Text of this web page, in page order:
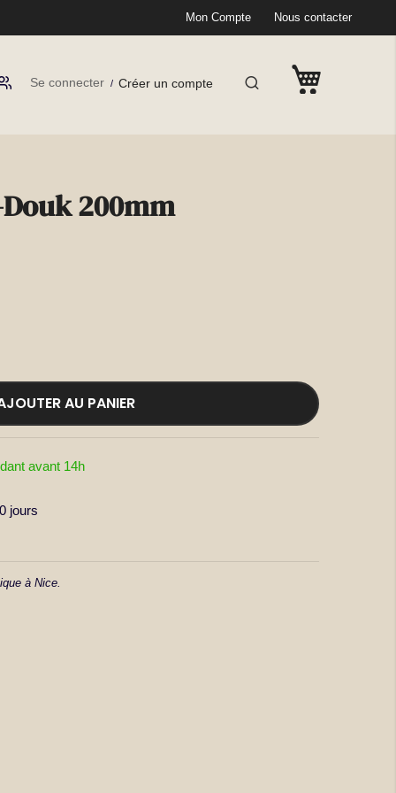
Mon Compte Nous contacter
Se connecter Créer un compte
200mm
AU PANIER
avant 14h
jours
à Nice.